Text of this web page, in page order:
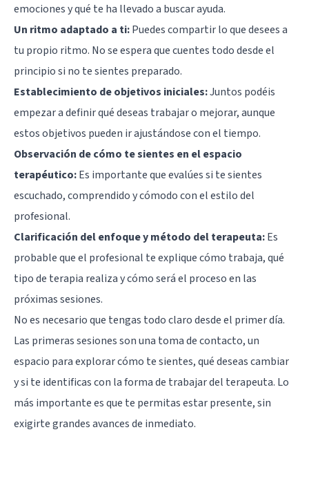
emociones y qué te ha llevado a buscar ayuda.
Un ritmo adaptado a ti:Puedes compartir lo que desees a
tu propio ritmo. No se espera que cuentes todo desde el
principio si no te sientes preparado.
Establecimiento de objetivos iniciales:Juntos podéis
empezar a definir qué deseas trabajar o mejorar, aunque
estos objetivos pueden ir ajustándose con el tiempo.
Observación de cómo te sientes en el espacio
terapéutico:Es importante que evalúes si te sientes
escuchado, comprendido y cómodo con el estilo del
profesional.
Clarificación del enfoque y método del terapeuta:Es
probable que el profesional te explique cómo trabaja, qué
tipo de terapia realiza y cómo será el proceso en las
próximas sesiones.
No es necesario que tengas todo claro desde el primer día.
Las primeras sesiones son una toma de contacto, un
espacio para explorar cómo te sientes, qué deseas cambiar
y si te identificas con la forma de trabajar del terapeuta. Lo
más importante es que te permitas estar presente, sin
exigirte grandes avances de inmediato.